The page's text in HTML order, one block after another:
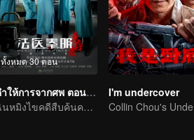
ทั้งหมด 30 ตอน
คำให้การจากศพ ตอนผู้รอดชีวิต
ฉินหมิงไขคดีสืบค้นความจริงจากผู้ตาย
I'm undercover